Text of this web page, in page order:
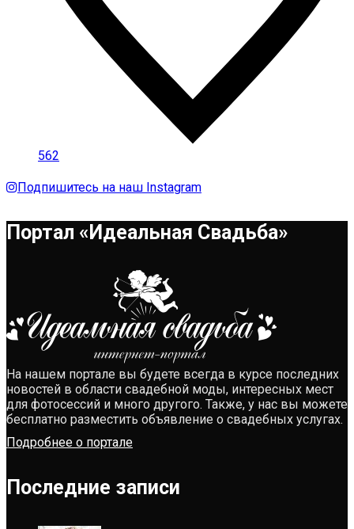
562
Подпишитесь на наш Instagram
Портал «Идеальная Свадьба»
На нашем портале вы будете всегда в курсе последних
новостей в области свадебной моды, интересных мест
для фотосессий и много другого. Также, у нас вы можете
бесплатно разместить объявление о свадебных услугах.
Подробнее о портале
Последние записи